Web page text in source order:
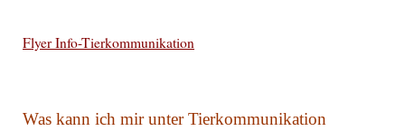
Flyer Info-Tierkommunikation
Was kann ich mir unter Tierkommunikation